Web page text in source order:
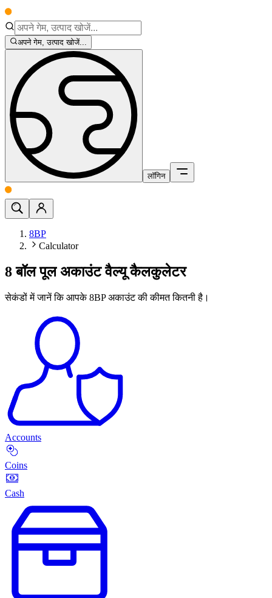
अपने गेम, उत्पाद खोजें...
लॉगिन
8BP
Calculator
8 बॉल पूल अकाउंट वैल्यू कैलकुलेटर
सेकंडों में जानें कि आपके 8BP अकाउंट की कीमत कितनी है।
Accounts
Coins
Cash